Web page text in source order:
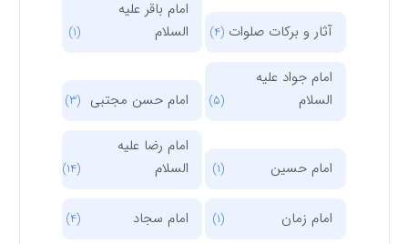
آثار و برکات صلوات(4)
امام باقر علیه
السلام
امام جواد علیه
السلام
امام حسن مجتبی (3)
امام حسین
امام رضا علیه
السلام
امام زمان امام سجاد